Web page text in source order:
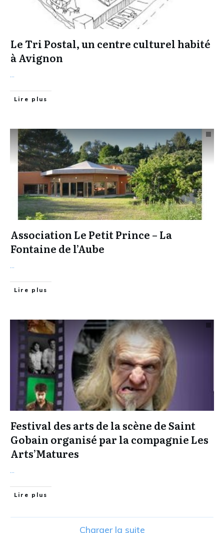
Le Tri Postal, un centre culturel habité
à Avignon
...
Lire plus
Association Le Petit Prince – La
Fontaine de l’Aube
...
Lire plus
Festival des arts de la scène de Saint
Gobain organisé par la compagnie Les
Arts’Matures
...
Lire plus
Charger la suite